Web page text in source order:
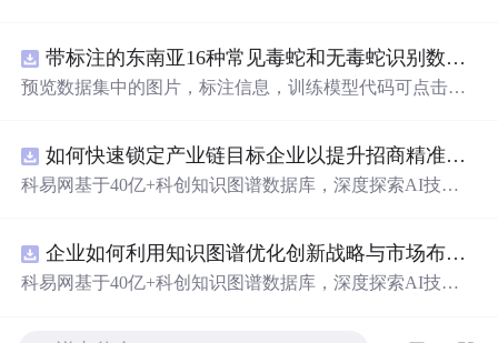
ity IDs）以
带标注的东南亚16种常见毒蛇和无毒蛇识别数据集， 识别率73.4%，7593张图，支持yolo
预览数据集中的图片，标注信息，训练模型代码可点击查
免费咨询，主页获取作者联系方式
如何快速锁定产业链目标企业以提升招商精准度？.docx
科易网基于40亿+科创知识图谱数据库，深度探索AI技术
新领域的AI+数智化解决方案，推动科技创新与产业创新
智能化发展。
企业如何利用知识图谱优化创新战略与市场布局？.docx
科易网基于40亿+科创知识图谱数据库，深度探索AI技术